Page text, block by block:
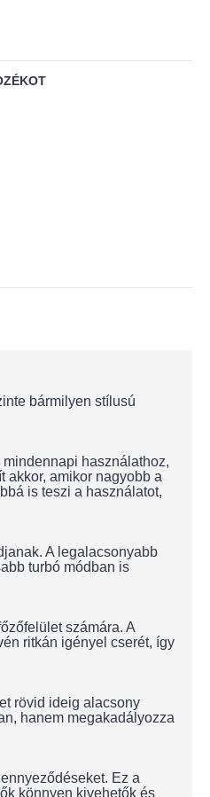
bármilyen stílusú
használathoz,
akkor, amikor nagyobb a
is teszi a használatot,
A legalacsonyabb
turbó módban is
számára. A
ritkán igényel cserét, így
rövid ideig alacsony
hanem megakadályozza
Ez a
könnyen kivehetők és